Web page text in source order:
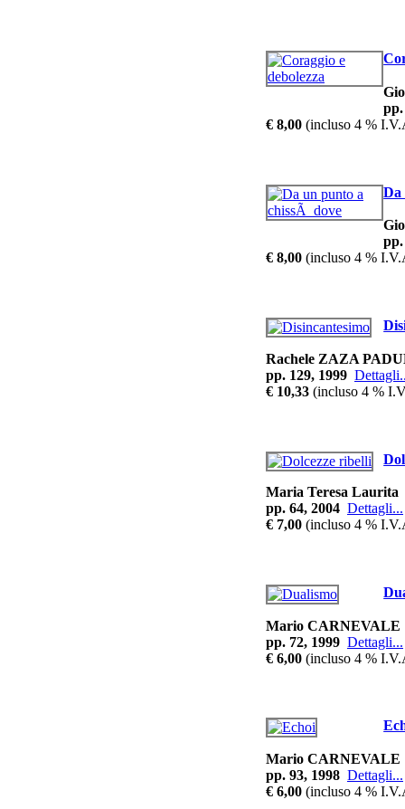
ed
pp.
€ 8,00 (incluso 4 %
Da
pp.
€ 8,00 (incluso 4 %
Rachele ZAZA
pp. 129, 1999
€ 10,33 (incluso 4 %
Maria Teresa Laurita
pp. 64, 2004 Dettagli...
€ 7,00 (incluso 4 %
Mario CARNEVALE
pp. 72, 1999 Dettagli...
€ 6,00 (incluso 4 %
Mario CARNEVALE
pp. 93, 1998 Dettagli...
€ 6,00 (incluso 4 %